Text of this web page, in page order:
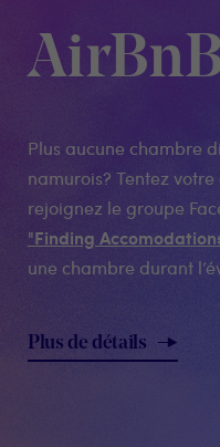
Plus aucune chambre
namurois? Tentez
rejoignez le groupe
"Finding
une chambre durant
Plus de détails